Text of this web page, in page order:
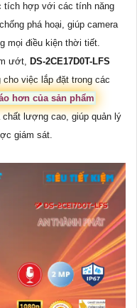
tích hợp với các tính năng
phá hoại, giúp camera
mọi điều kiện thời tiết.
ướt, DS-2CE17D0T-LFS
việc lắp đặt trong các
hơn của sản phẩm
lượng cao, giúp quản lý
giám sát.